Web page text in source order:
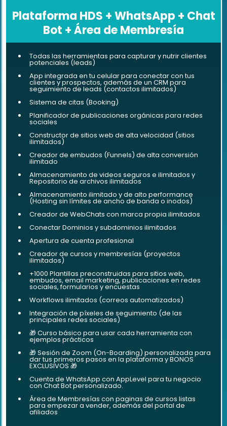
Plataforma HDS + WhatsApp + Chat
Bot + Área de Membresía
Todas las herramientas para capturar y nutrir clientes
potenciales (leads)
App integrada en tu celular para conectar con tus
clientes y prospectos, además de un CRM para
seguimiento de leads (contactos ilimitados)
Sistema de citas (Booking)
Planificador de publicaciones orgánicas para redes
sociales
Constructor de sitios web de alta velocidad (sitios
ilimitados)
Creador de embudos (Funnels) de alta conversión
ilimitado
Almacenamiento de videos seguros e ilimitados y
Repositorio de archivos ilimitados
Almacenamiento ilimitado y de alto performance
(Hosting sin límites de ancho de banda o inodos)
Creador de WebChats con marca propia ilimitados
Conectar Dominios y subdominios ilimitados
Apertura de cuenta profesional
Creador de cursos y membresías (proyectos
ilimitados)
+1000 Plantillas preconstruidas para sitios web,
embudos, email marketing, publicaciones en redes
sociales, formularios y encuestas
Workflows ilimitados (correos automatizados)
Integración de píxeles de seguimiento (de las
principales redes sociales)
🎁 Curso básico para usar cada herramienta con
ejemplos prácticos
🎁 Sesión de Zoom (On-Boarding) personalizada para
dar tus primeros pasos en la plataforma y BONOS
EXCLUSIVOS 🎁
Cuenta de WhatsApp con AppLevel para tu negocio
con Chat Bot personalizado.
Área de Membresías con paginas de cursos listas
para empezar a vender, además del portal de
afiliados